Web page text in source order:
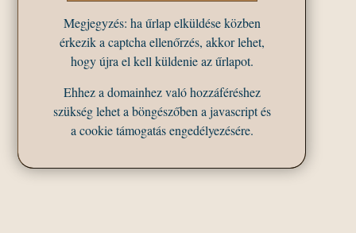
Megjegyzés: ha űrlap elküldése közben
érkezik a captcha ellenőrzés, akkor lehet,
hogy újra el kell küldenie az űrlapot.
Ehhez a domainhez való hozzáféréshez
szükség lehet a böngészőben a javascript és
a cookie támogatás engedélyezésére.